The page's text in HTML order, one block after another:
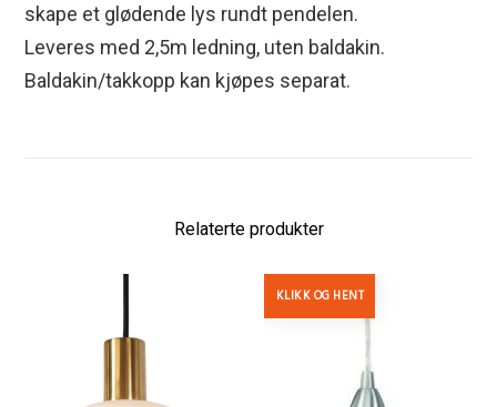
skape et glødende lys rundt pendelen.
Leveres med 2,5m ledning, uten baldakin.
Baldakin/takkopp kan kjøpes separat.
Relaterte produkter
KLIKK OG HENT